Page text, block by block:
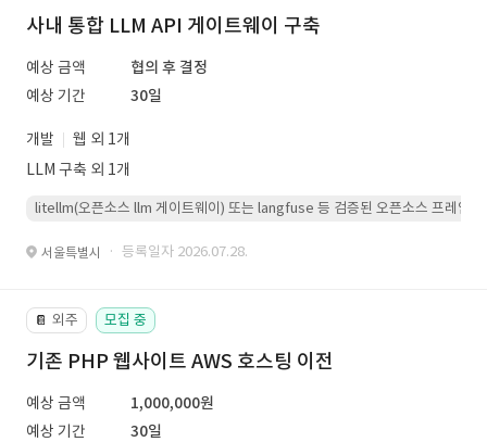
사내 통합 LLM API 게이트웨이 구축
예상 금액
협의 후 결정
예상 기간
30일
개발
웹 외 1개
LLM 구축 외 1개
litellm(오픈소스 llm 게이트웨이) 또는 langfuse 등 검증된 오픈소스 프레임워
서울특별시 · 등록일자 2026.07.28.
📔 외주 모집 중
기존 PHP 웹사이트 AWS 호스팅 이전
예상 금액
1,000,000원
예상 기간
30일